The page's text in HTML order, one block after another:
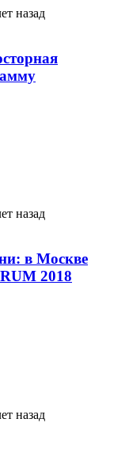
назад
назад
в Москве
2018
назад